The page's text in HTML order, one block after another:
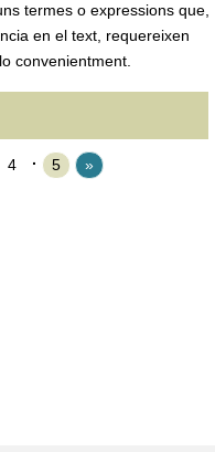
termes o expressions que,
en el text, requereixen
convenientment.
4 5 »